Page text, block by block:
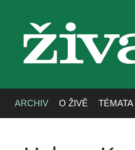
živa
ARCHIV O ŽIVĚ TÉMATA